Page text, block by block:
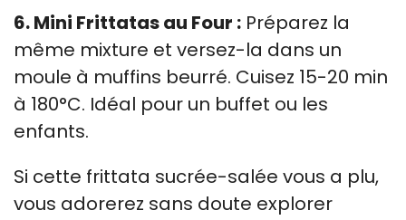
6. Mini Frittatas au Four : Préparez la
même mixture et versez-la dans un
moule à muffins beurré. Cuisez 15-20 min
à 180°C. Idéal pour un buffet ou les
enfants.
Si cette frittata sucrée-salée vous a plu,
vous adorerez sans doute explorer